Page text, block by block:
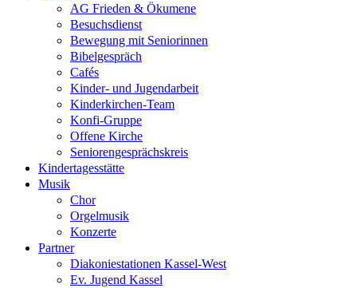
AG Frieden & Ökumene
Besuchsdienst
Bewegung mit Seniorinnen
Bibelgespräch
Cafés
Kinder- und Jugendarbeit
Kinderkirchen-Team
Konfi-Gruppe
Offene Kirche
Seniorengesprächskreis
Kindertagesstätte
Musik
Chor
Orgelmusik
Konzerte
Partner
Diakoniestationen Kassel-West
Ev. Jugend Kassel